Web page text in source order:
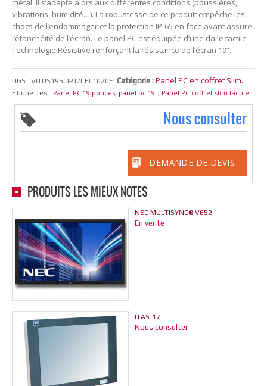
métal. Il s’adapte alors aux différentes conditions (poussières,
vibrations, humidité…). La robustesse de ce produit empêche les
chocs de l’endommager et la protection IP-65 en face avant assure
l’étanchéité de l’écran. Le panel PC est équipée d’une dalle tactile
Technologie Résistive renforçant la résistance de l’écran 19”.
UGS : VITUS19SCIRT/CEL1020E. Catégorie : Panel PC en coffret Slim.
Étiquettes : Panel PC 19 pouces, panel pc 19", Panel PC coffret slim tactile.
Nous consulter
DEMANDE DE DEVIS
PRODUITS LES MIEUX NOTÉS
NEC MULTISYNC® V652
En vente
ITAS-17
Nous consulter